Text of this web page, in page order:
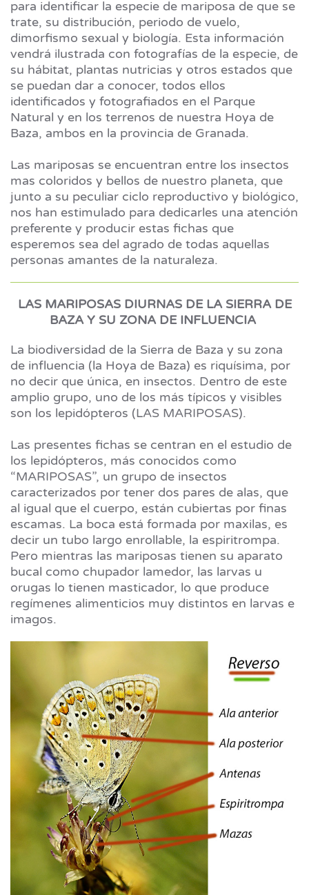
para identificar la especie de mariposa de que se
trate, su distribución, periodo de vuelo,
dimorfismo sexual y biología. Esta información
vendrá ilustrada con fotografías de la especie, de
su hábitat, plantas nutricias y otros estados que
se puedan dar a conocer, todos ellos
identificados y fotografiados en el Parque
Natural y en los terrenos de nuestra Hoya de
Baza, ambos en la provincia de Granada.
Las mariposas se encuentran entre los insectos
mas coloridos y bellos de nuestro planeta, que
junto a su peculiar ciclo reproductivo y biológico,
nos han estimulado para dedicarles una atención
preferente y producir estas fichas que
esperemos sea del agrado de todas aquellas
personas amantes de la naturaleza.
LAS MARIPOSAS DIURNAS DE LA SIERRA DE
BAZA Y SU ZONA DE INFLUENCIA
La biodiversidad de la Sierra de Baza y su zona
de influencia (la Hoya de Baza) es riquísima, por
no decir que única, en insectos. Dentro de este
amplio grupo, uno de los más típicos y visibles
son los lepidópteros (LAS MARIPOSAS).
Las presentes fichas se centran en el estudio de
los lepidópteros, más conocidos como
“MARIPOSAS”, un grupo de insectos
caracterizados por tener dos pares de alas, que
al igual que el cuerpo, están cubiertas por finas
escamas. La boca está formada por maxilas, es
decir un tubo largo enrollable, la espiritrompa.
Pero mientras las mariposas tienen su aparato
bucal como chupador lamedor, las larvas u
orugas lo tienen masticador, lo que produce
regímenes alimenticios muy distintos en larvas e
imagos.